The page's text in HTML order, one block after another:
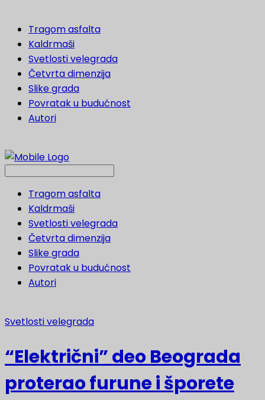
Tragom asfalta
Kaldrmaši
Svetlosti velegrada
Četvrta dimenzija
Slike grada
Povratak u budućnost
Autori
Tragom asfalta
Kaldrmaši
Svetlosti velegrada
Četvrta dimenzija
Slike grada
Povratak u budućnost
Autori
Svetlosti velegrada
“Električni” deo Beograda
proterao furune i šporete